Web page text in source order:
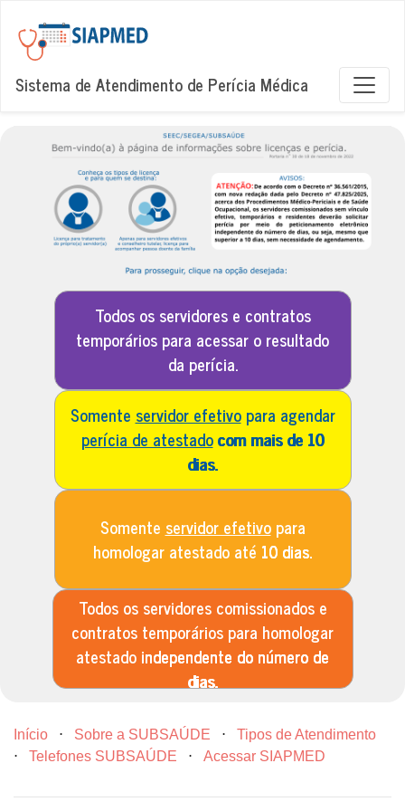
Sistema de Atendimento de Perícia Médica
Todos os servidores e contratos
temporários para acessar o resultado
da perícia.
Somente servidor efetivo
para agendar
perícia de atestadocom mais de 10
dias.
Somente servidor efetivopara
homologar atestado até 10 dias.
Todos os servidores comissionados e
contratos temporários para homologar
atestado independente do número de
dias.
Início ⋅ Sobre a SUBSAÚDE ⋅
Tipos de Atendimento
⋅
Telefones SUBSAÚDE ⋅ Acessar SIAPMED